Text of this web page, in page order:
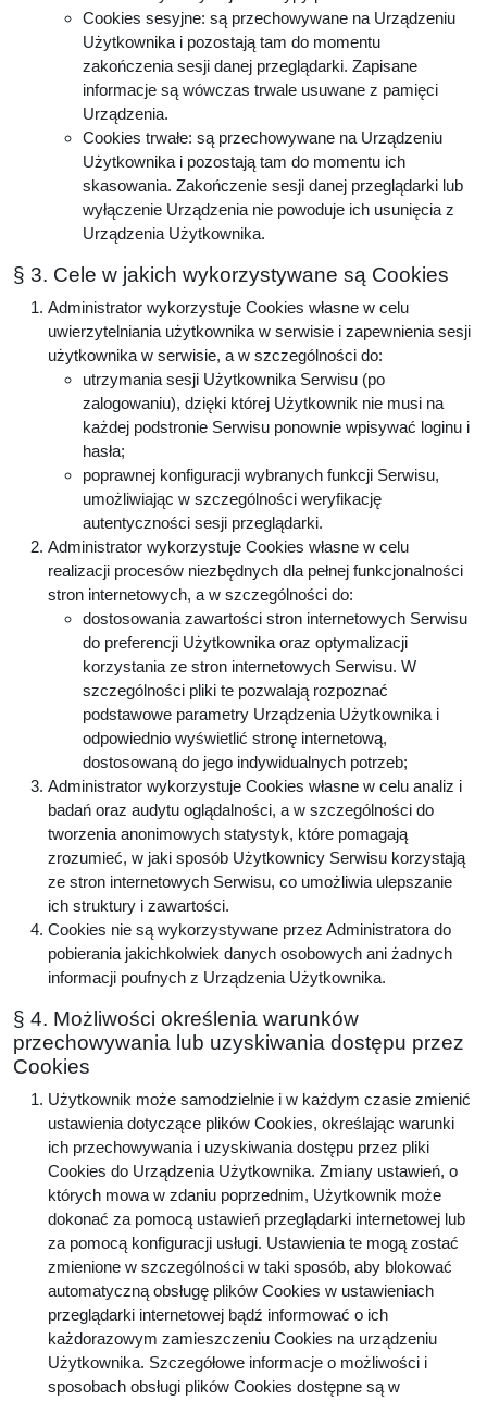
Cookies sesyjne: są przechowywane na Urządzeniu
Użytkownika i pozostają tam do momentu
zakończenia sesji danej przeglądarki. Zapisane
informacje są wówczas trwale usuwane z pamięci
Urządzenia.
Cookies trwałe: są przechowywane na Urządzeniu
Użytkownika i pozostają tam do momentu ich
skasowania. Zakończenie sesji danej przeglądarki lub
wyłączenie Urządzenia nie powoduje ich usunięcia z
Urządzenia Użytkownika.
§ 3. Cele w jakich wykorzystywane są Cookies
Administrator wykorzystuje Cookies własne w celu
uwierzytelniania użytkownika w serwisie i zapewnienia sesji
użytkownika w serwisie, a w szczególności do:
utrzymania sesji Użytkownika Serwisu (po
zalogowaniu), dzięki której Użytkownik nie musi na
każdej podstronie Serwisu ponownie wpisywać loginu i
hasła;
poprawnej konfiguracji wybranych funkcji Serwisu,
umożliwiając w szczególności weryfikację
autentyczności sesji przeglądarki.
Administrator wykorzystuje Cookies własne w celu
realizacji procesów niezbędnych dla pełnej funkcjonalności
stron internetowych, a w szczególności do:
dostosowania zawartości stron internetowych Serwisu
do preferencji Użytkownika oraz optymalizacji
korzystania ze stron internetowych Serwisu. W
szczególności pliki te pozwalają rozpoznać
podstawowe parametry Urządzenia Użytkownika i
odpowiednio wyświetlić stronę internetową,
dostosowaną do jego indywidualnych potrzeb;
Administrator wykorzystuje Cookies własne w celu analiz i
badań oraz audytu oglądalności, a w szczególności do
tworzenia anonimowych statystyk, które pomagają
zrozumieć, w jaki sposób Użytkownicy Serwisu korzystają
ze stron internetowych Serwisu, co umożliwia ulepszanie
ich struktury i zawartości.
Cookies nie są wykorzystywane przez Administratora do
pobierania jakichkolwiek danych osobowych ani żadnych
informacji poufnych z Urządzenia Użytkownika.
§ 4. Możliwości określenia warunków
przechowywania lub uzyskiwania dostępu przez
Cookies
Użytkownik może samodzielnie i w każdym czasie zmienić
ustawienia dotyczące plików Cookies, określając warunki
ich przechowywania i uzyskiwania dostępu przez pliki
Cookies do Urządzenia Użytkownika. Zmiany ustawień, o
których mowa w zdaniu poprzednim, Użytkownik może
dokonać za pomocą ustawień przeglądarki internetowej lub
za pomocą konfiguracji usługi. Ustawienia te mogą zostać
zmienione w szczególności w taki sposób, aby blokować
automatyczną obsługę plików Cookies w ustawieniach
przeglądarki internetowej bądź informować o ich
każdorazowym zamieszczeniu Cookies na urządzeniu
Użytkownika. Szczegółowe informacje o możliwości i
sposobach obsługi plików Cookies dostępne są w